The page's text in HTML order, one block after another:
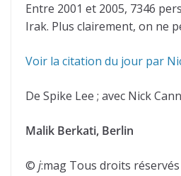
Entre 2001 et 2005, 7346
Irak. Plus clairement, on ne
Voir la citation du jour par
De Spike Lee ; avec Nick
Malik Berkati,
© j:mag Tous droits réservés